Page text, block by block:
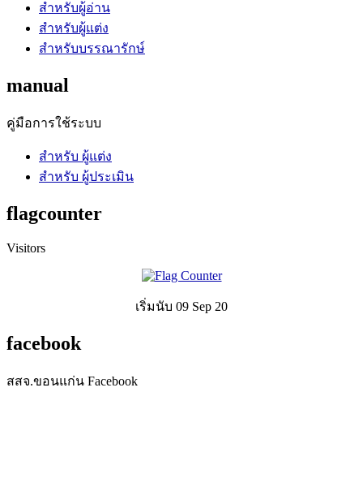
สำหรับผู้อ่าน
สำหรับผู้แต่ง
สำหรับบรรณารักษ์
manual
คู่มือการใช้ระบบ
สำหรับ ผู้แต่ง
สำหรับ ผู้ประเมิน
flagcounter
Visitors
เริ่มนับ 09 Sep 20
facebook
สสจ.ขอนแก่น Facebook